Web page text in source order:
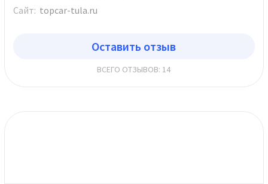
Сайт: topcar-tula.ru
Оставить отзыв
ВСЕГО ОТЗЫВОВ: 14